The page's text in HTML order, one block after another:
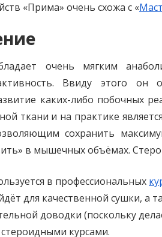
«Прима» очень схожа с «
очень мягким
Ввиду этого он
каких-либо побочных
ткани и на практике
сохранить
в мышечных объёмах.
в профессиональных
для качественной сушки, а
доводки (поскольку
курсами.